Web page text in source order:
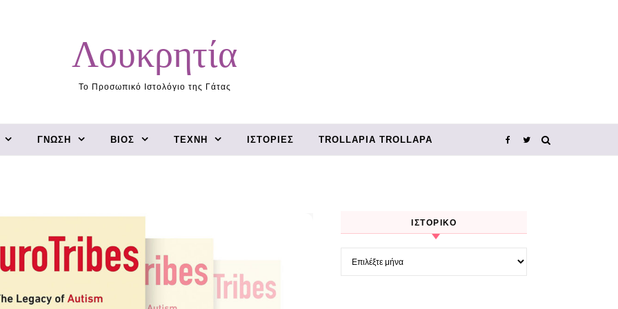
Λουκρητία
Το Προσωπικό Ιστολόγιο της Γάτας
ΓΝΏΣΗ ΒΊΟΣ ΤΈΧΝΗ ΙΣΤΟΡΊΕΣ TROLLΑΡΊΑ TROLLΑΡΆ
ΙΣΤΟΡΙΚΌ
Ιστορικό